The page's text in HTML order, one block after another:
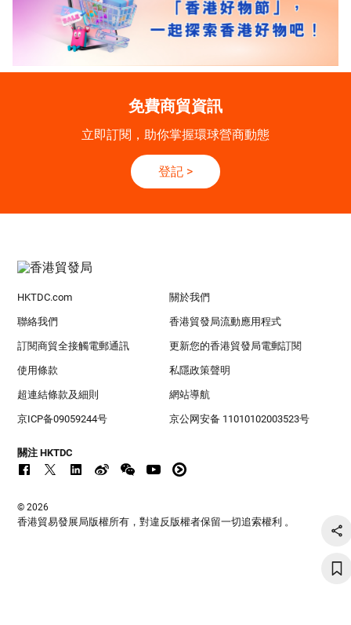
免費商貿資訊
立即訂閱，助你掌握環球營商動態
登記 >
HKTDC.com 關於我們
聯絡我們 香港貿發局流動應用程式
訂閱商貿全接觸電郵通訊 更新您的香港貿發局電郵訂閱
使用條款 私隱政策聲明
超連結條款及細則 網站導航
京ICP备09059244号 京公网安备 11010102003523号
關注 HKTDC
© 2026
香港貿易發展局版權所有，對違反版權者保留一切追索權利 。